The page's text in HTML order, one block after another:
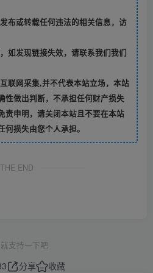
布或转载任何违法的相关信息，访
如发现链接失效，请联系我们我们
联网采集,并不代表本站立场，本站
性做出判断，不承担任何财产损失
责申明，请关闭本站且不要在本站
损失由您个人承担。
THE END
支持一下吧
分享
收藏